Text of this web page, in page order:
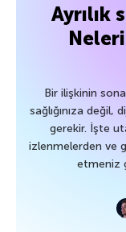
Ayrılık
Bir ilişkinin
sağlığınıza
gerekir. İşte
izlenmelerden ve
etmeniz